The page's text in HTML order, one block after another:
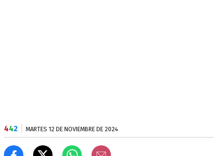
442 MARTES 12 DE NOVIEMBRE DE 2024